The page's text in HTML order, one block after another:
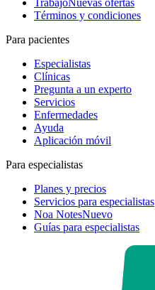
TrabajoNuevas ofertas
Términos y condiciones
Para pacientes
Especialistas
Clínicas
Pregunta a un experto
Servicios
Enfermedades
Ayuda
Aplicación móvil
Para especialistas
Planes y precios
Servicios para especialistas
Noa NotesNuevo
Guías para especialistas